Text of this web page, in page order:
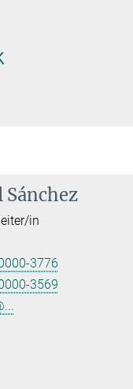
Sánchez
in
3776
3569